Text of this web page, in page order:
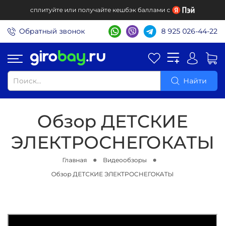
сплитуйте или получайте кешбэк баллами с
Обратный звонок 8 925 026-44-22
Найти
Обзор ДЕТСКИЕ
ЭЛЕКТРОСНЕГОКАТЫ
Главная
Видеообзоры
Обзор ДЕТСКИЕ ЭЛЕКТРОСНЕГОКАТЫ